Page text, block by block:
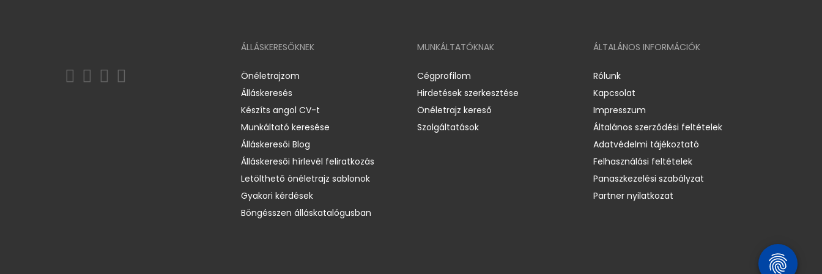
ÁLLÁSKERESŐKNEK
Önéletrajzom
Álláskeresés
Készíts angol CV-t
Munkáltató keresése
Álláskeresői Blog
Álláskeresői hírlevél feliratkozás
Letölthető önéletrajz sablonok
Gyakori kérdések
Böngésszen álláskatalógusban
MUNKÁLTATÓKNAK
Cégprofilom
Hirdetések szerkesztése
Önéletrajz kereső
Szolgáltatások
ÁLTALÁNOS INFORMÁCIÓK
Rólunk
Kapcsolat
Impresszum
Általános szerződési feltételek
Adatvédelmi tájékoztató
Felhasználási feltételek
Panaszkezelési szabályzat
Partner nyilatkozat